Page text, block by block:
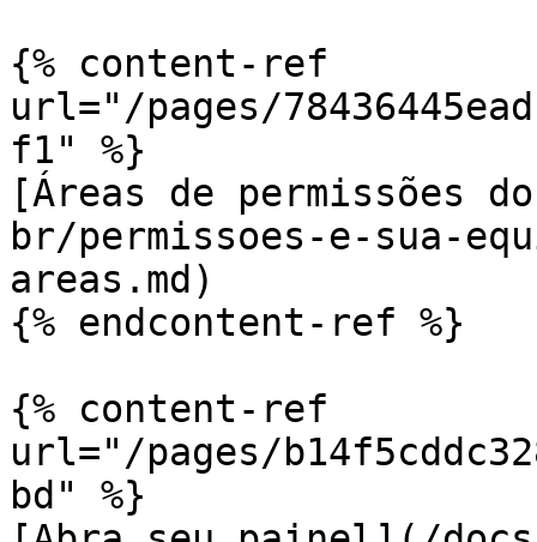
{% content-ref
url="/pages/
f1" %}
[Áreas de permissões
br/permissoes-e-sua-
areas.md)
{% endcontent-ref %}
{% content-ref
url="/pages/
bd" %}